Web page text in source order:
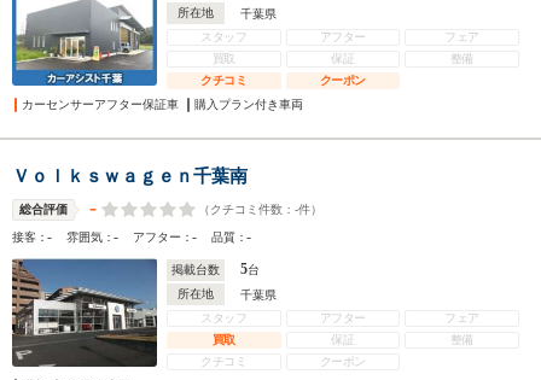
所在地
千葉県
スタッフ
アフター
フェア
買取
保証
整備
クチコミ
クーポン
カーセンサーアフター保証車
購入プラン付き車両
Ｖｏｌｋｓｗａｇｅｎ千葉南
総合評価 - （クチコミ件数： -件）
接客：- 雰囲気：- アフター：- 品質：-
掲載台数 5台
所在地
千葉県
スタッフ
アフター
フェア
買取
保証
整備
クチコミ
クーポン